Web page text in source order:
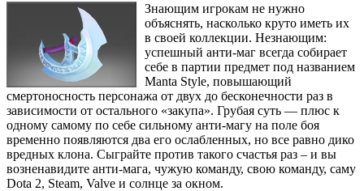
Знающим игрокам не нужно
объяснять, насколько круто иметь их
в своей коллекции. Незнающим:
успешный анти-маг всегда собирает
себе в партии предмет под названием
Manta Style, повышающий
смертоносность персонажа от двух до бесконечности раз в
зависимости от остального «закупа». Грубая суть — плюс к
одному самому по себе сильному анти-магу на поле боя
временно появляются два его ослабленных, но все равно дико
вредных клона. Сыграйте против такого счастья раз – и вы
возненавидите анти-мага, чужую команду, свою команду, саму
Dota 2, Steam, Valve и солнце за окном.